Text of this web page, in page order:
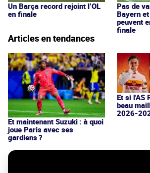
Un Barça record rejoint l’OL
en finale
Pas de
Bayern
peuvent
finale
Articles en tendances
Et maintenant Suzuki : à quoi
joue Paris avec ses
gardiens ?
Et si l'AS
beau
2026-